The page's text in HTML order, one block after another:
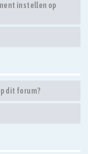
instellen op
dit forum?